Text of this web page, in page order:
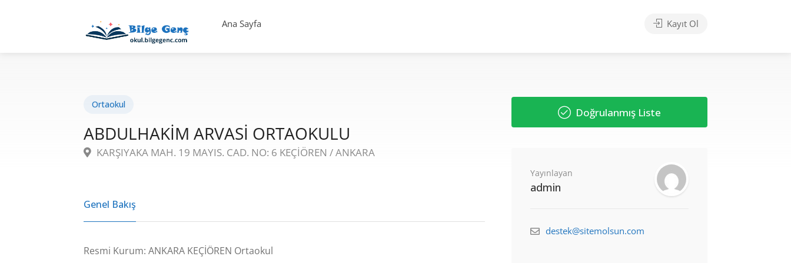
Ana Sayfa Kayıt Ol
Ortaokul
ABDULHAKİM ARVASİ ORTAOKULU
KARŞIYAKA MAH. 19 MAYIS. CAD. NO: 6 KEÇİÖREN / ANKARA
Genel Bakış
Resmi Kurum: ANKARA KEÇİÖREN Ortaokul
Doğrulanmış Liste
Yayınlayan
admin
destek@sitemolsun.com